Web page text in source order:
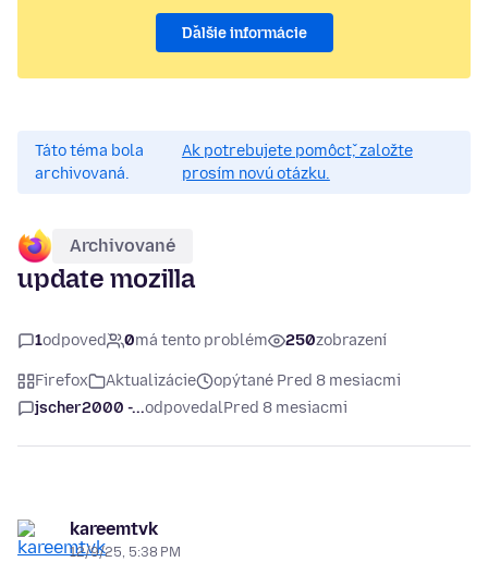
Ďalšie informácie
Táto téma bola
archivovaná.
Ak potrebujete pomôcť, založte
prosím novú otázku.
Archivované
update mozilla
1odpoveď 0má tento problém 250zobrazení
Firefox Aktualizácie
opýtané Pred 8 mesiacmi
jscher2000 -...odpovedalPred 8 mesiacmi
kareemtvk
12/9/25, 5:38 PM